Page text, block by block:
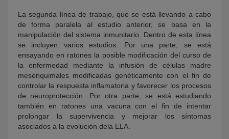
La segunda línea de trabajo, que se está llevando a cabo
de forma paralela al estudio anterior, se basa en la
manipulación del sistema inmunitario. Dentro de esta línea
se incluyen varios estudios. Por una parte, se está
ensayando en ratones la posible modificación del curso de
la enfermedad mediante la infusión de células madre
mesenquimales modificadas genéticamente con el fin de
controlar la respuesta inflamatoria y favorecer los procesos
de neuroprotección. Por otra parte, se está estudiando
también en ratones una vacuna con el fin de intentar
prolongar la supervivencia y mejorar los síntomas
asociados a la evolución dela ELA.